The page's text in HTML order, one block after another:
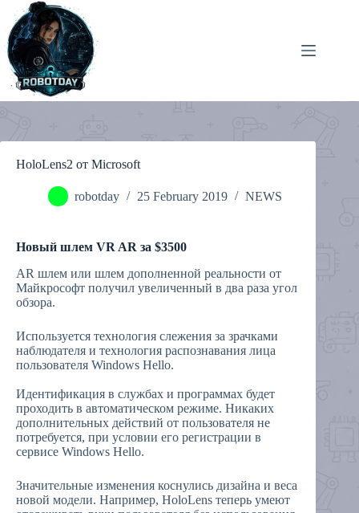
content
HoloLens2 от Microsoft
robotday 25 February 2019 NEWS
Новый шлем VR AR за $3500
AR шлем или шлем дополненной реальности от
Майкрософт получил увеличенный в два раза угол
обзора.
Используется технология слежения за зрачками
наблюдателя и технология распознавания лица
пользователя Windows Hello.
Идентификация в службах и программах будет
проходить в автоматическом режиме. Никаких
дополнительных действий от пользователя не
потребуется, при условии его регистрации в
сервисе Windows Hello.
Значительные изменения коснулись дизайна и веса
новой модели. Например, HoloLens теперь умеют